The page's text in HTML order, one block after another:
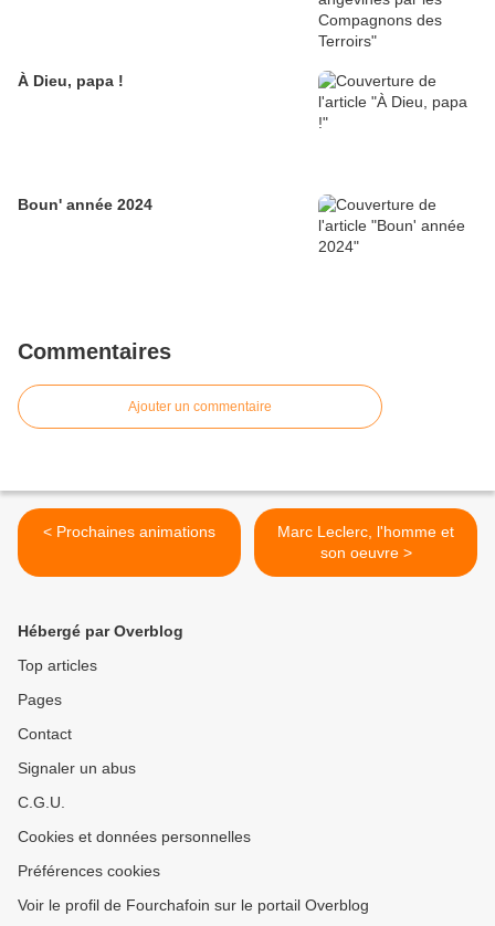
À Dieu, papa !
Boun' année 2024
Commentaires
Ajouter un commentaire
< Prochaines animations
Marc Leclerc, l'homme et
son oeuvre >
Hébergé par Overblog
Top articles
Pages
Contact
Signaler un abus
C.G.U.
Cookies et données personnelles
Préférences cookies
Voir le profil de Fourchafoin sur le portail Overblog